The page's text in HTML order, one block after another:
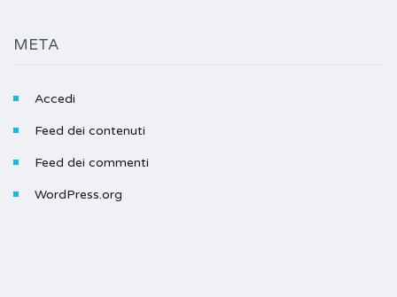
META
Accedi
Feed dei contenuti
Feed dei commenti
WordPress.org